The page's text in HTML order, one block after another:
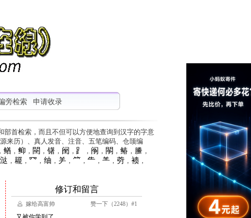
旁检索 申请收录
部首检索，而且不但可以方便地查询到汉字的字意
来历）、真人发音、注音、五笔编码、仓颉编
䲡 ， 䲟 ， 䦟 ， 䦃， 䦷 ， ⻊ ， 䦶 ， 䦛 ， 䲠 ， 䲢 ，
㳠 ， 䎱 ， ⺳ ， 䌷 ， ⺶， ⺮ ， ⺧， ⺷， 䓖， 䙌，